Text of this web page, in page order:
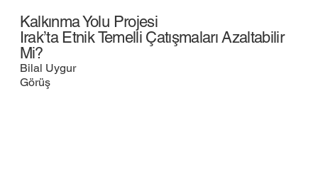
Kalkınma Yolu Projesi
Irak’ta Etnik Temelli Çatışmaları Azaltabilir
Mi?
Bilal Uygur
Görüş